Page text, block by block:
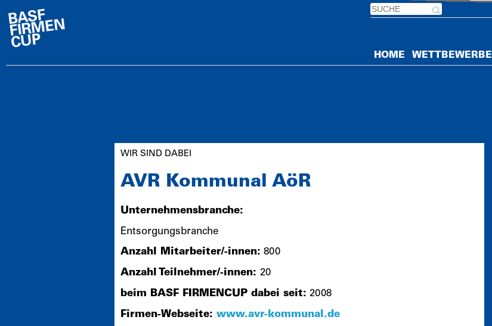
HOME WETTBEWERBE
WIR SIND DABEI
AVR Kommunal AöR
Unternehmensbranche:
Entsorgungsbranche
Anzahl Mitarbeiter/-innen: 800
Anzahl Teilnehmer/-innen: 20
beim BASF FIRMENCUP dabei seit: 2008
Firmen-Webseite: www.avr-kommunal.de